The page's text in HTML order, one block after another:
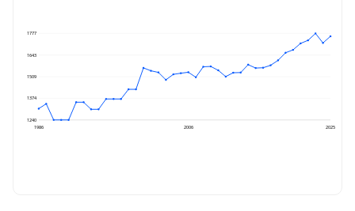
1777
1643
1509
1374
1240
1986
2006 2025